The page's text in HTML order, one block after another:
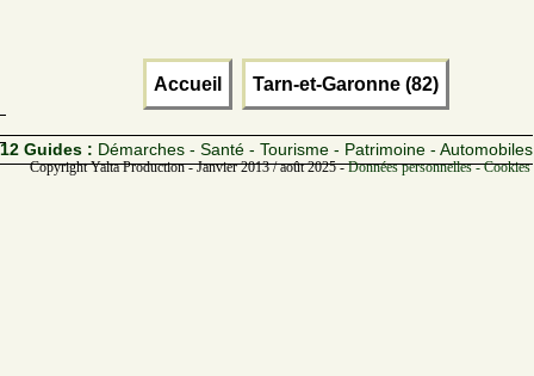
Accueil Tarn-et-Garonne (82)
12 Guides : Démarches - Santé - Tourisme - Patrimoine - Automobiles
Copyright Yalta Production - Janvier 2013 / août 2025 -Données personnelles -